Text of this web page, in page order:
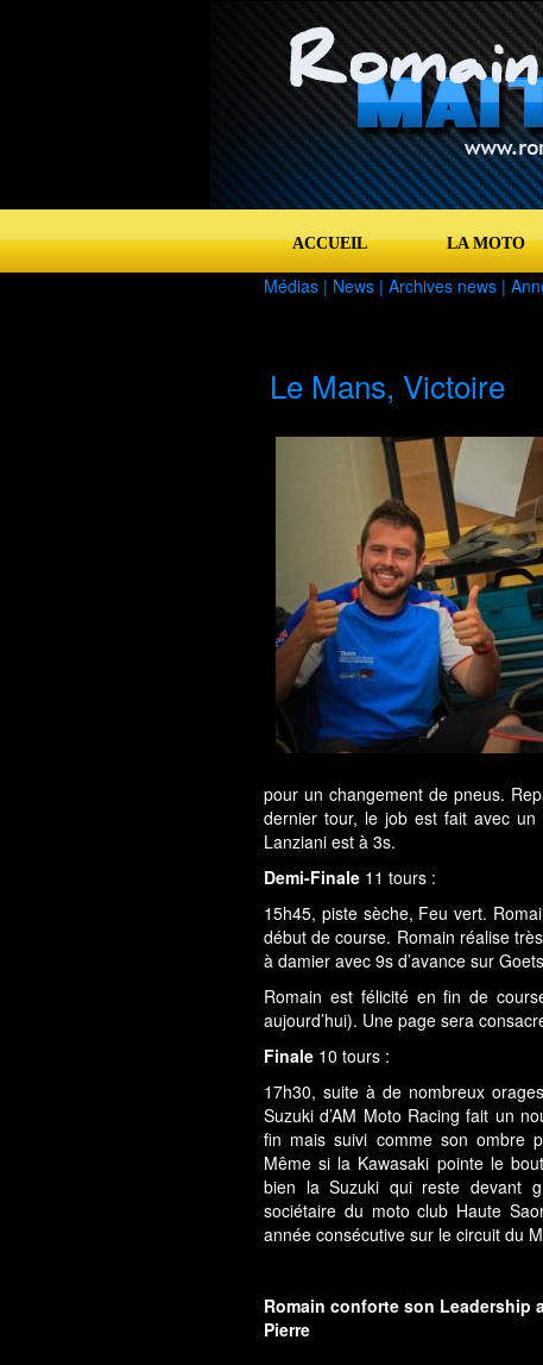
ACCUEIL LA MOTO
Médias | News | Archives news |
Le Mans, Victoire
pour un changement de pneus.
dernier tour, le job est fait avec
Lanziani est à 3s.
Demi-Finale 11 tours :
15h45, piste sèche, Feu vert.
début de course. Romain réalise
à damier avec 9s d’avance sur
Romain est félicité en fin de
aujourd’hui). Une page sera
Finale 10 tours :
17h30, suite à de nombreux
Suzuki d’AM Moto Racing fait un
fin mais suivi comme son ombre
Même si la Kawasaki pointe le
bien la Suzuki qui reste devant
sociétaire du moto club Haute
année consécutive sur le circuit du
Romain conforte son Leadership
Pierre